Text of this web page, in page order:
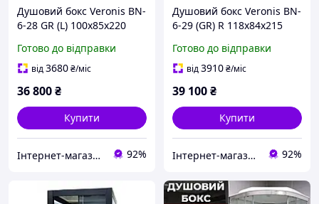
Душовий бокс Veronis BN-
6-28 GR (L) 100х85х220
Готово до відправки
від3680₴/міс
36 800₴
Купити
Інтернет-магазин дверей, сантехніки та меблів «Хутко» 92%
Душовий бокс Veronis BN-
6-29 (GR) R 118х84х215
Готово до відправки
від3910₴/міс
39 100₴
Купити
Інтернет-магазин дверей, сантехніки та меблів «Хутко» 92%